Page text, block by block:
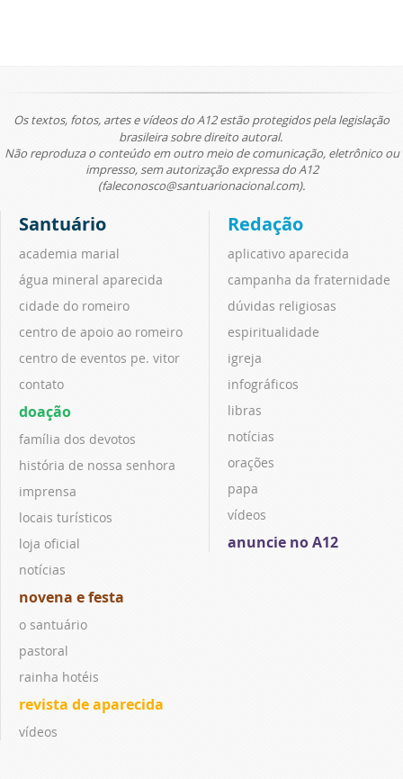
Os textos, fotos, artes e vídeos do A12 estão protegidos pela legislação
brasileira sobre direito autoral.
Não reproduza o conteúdo em outro meio de comunicação, eletrônico ou
impresso, sem autorização expressa do A12
(faleconosco@santuarionacional.com).
Santuário
academia marial
água mineral aparecida
cidade do romeiro
centro de apoio ao romeiro
centro de eventos pe. vitor
contato
doação
família dos devotos
história de nossa senhora
imprensa
locais turísticos
loja oficial
notícias
novena e festa
o santuário
pastoral
rainha hotéis
revista de aparecida
vídeos
Redação
aplicativo aparecida
campanha da fraternidade
dúvidas religiosas
espiritualidade
igreja
infográficos
libras
notícias
orações
papa
vídeos
anuncie no A12